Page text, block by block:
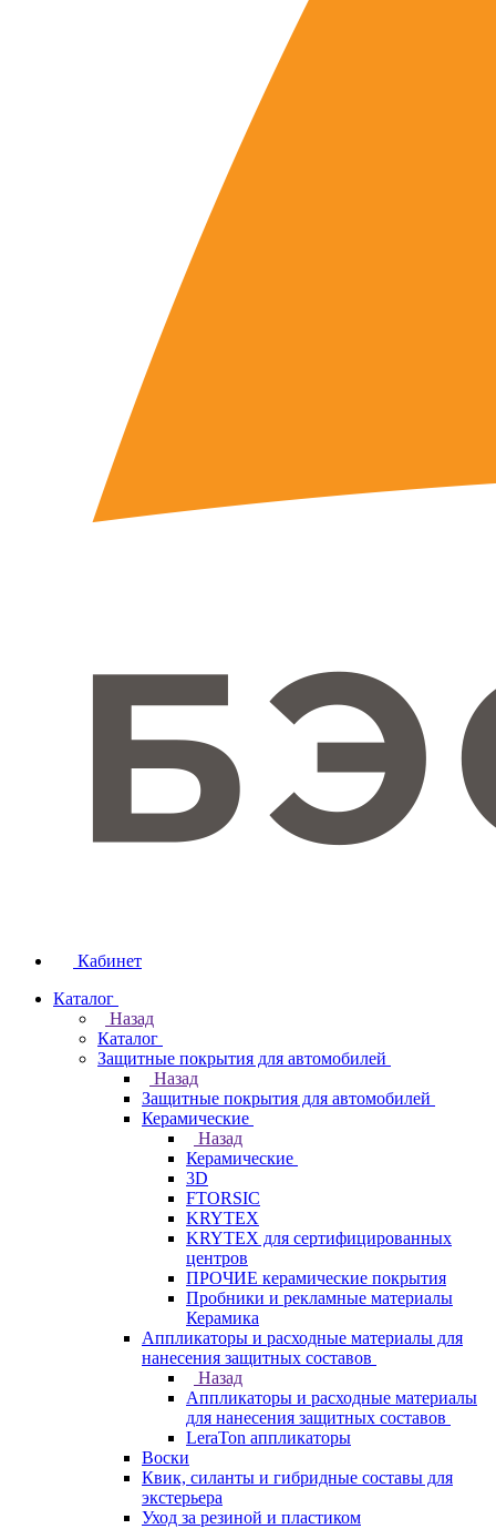
Кабинет
Каталог
Назад
Каталог
Защитные покрытия для автомобилей
Назад
Защитные покрытия для автомобилей
Керамические
Назад
Керамические
3D
FTORSIC
KRYTEX
KRYTEX для сертифицированных
центров
ПРОЧИЕ керамические покрытия
Пробники и рекламные материалы
Керамика
Аппликаторы и расходные материалы для
нанесения защитных составов
Назад
Аппликаторы и расходные материалы
для нанесения защитных составов
LeraTon аппликаторы
Воски
Квик, силанты и гибридные составы для
экстерьера
Уход за резиной и пластиком